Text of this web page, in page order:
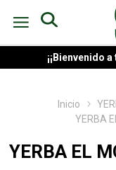
¡¡Bienvenido
Inicio
YERBA
YERBA EL